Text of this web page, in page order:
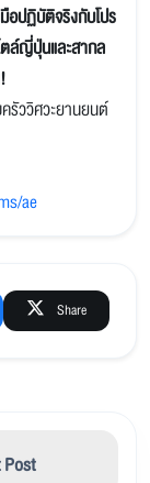
อปฏิบัติจริงกับโปร
ล์ญี่ปุ่นและสากล
รัววิศวะยานยนต์
ae
Share